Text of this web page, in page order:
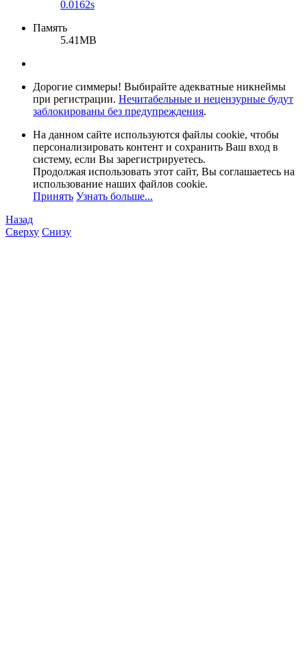
0.0162s
Память
5.41MB
Дорогие симмеры! Выбирайте адекватные никнеймы
при регистрации. Нечитабельные и нецензурные будут
заблокированы без предупреждения.
На данном сайте используются файлы cookie, чтобы
персонализировать контент и сохранить Ваш вход в
систему, если Вы зарегистрируетесь.
Продолжая использовать этот сайт, Вы соглашаетесь на
использование наших файлов cookie.
Принять Узнать больше...
Назад
Сверху Снизу